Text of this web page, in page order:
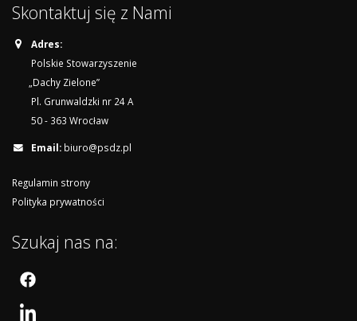
Skontaktuj się z Nami
Adres:
Polskie Stowarzyszenie
„Dachy Zielone”
Pl. Grunwaldzki nr 24 A
50 - 363 Wrocław
Email: biuro@psdz.pl
Regulamin strony
Polityka prywatności
Szukaj nas na: